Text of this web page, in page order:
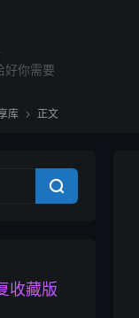
好你需要
库  正文

收藏版